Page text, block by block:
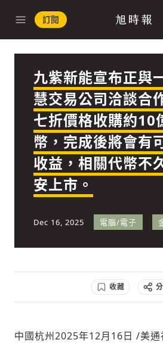
訂閱
快速連結
政治
經濟
九紫新能宣布正與
慧交易公司洽談合
七折價格收購約10
幣，完成後將會有
收益，相關代幣不
安上市。
Dec 16, 2025 電腦/電子
收藏
中國杭州2025年12月16日 /美通